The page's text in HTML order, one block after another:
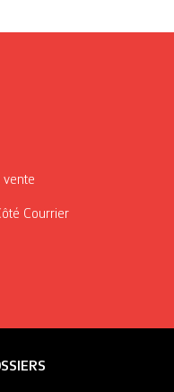
vente
Courrier